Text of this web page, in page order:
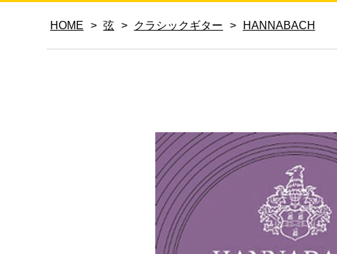
HOME > 弦 > クラシックギター > HANNABACH